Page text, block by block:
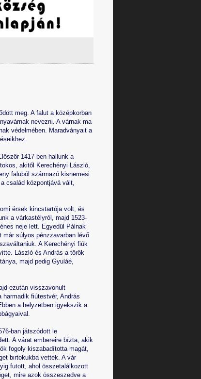
meg. A falut a középkorban
nevezni. A várnak ma
védelmében. Maradványait a
1417-ben hallunk a
akitől Kerechényi László,
faluból származó kisnemesi
család központjává vált,
érsek kincstartója volt, és
a várkastélyról, majd 1523-
neje lett. Egyedül Pálnak
súlyos pénzzavarban lévő
A Kerechényi fiúk
László és András a török
majd pedig Gyuláé,
ezután visszavonult
fiútestvér, András
a helyzetben igyekszik a
ban játszódott le
A várat embereire bízta, akik
fogoly kiszabadította magát,
birtokukba vették. A vár
futott, ahol összetalálkozott
mire azok összeszedve a